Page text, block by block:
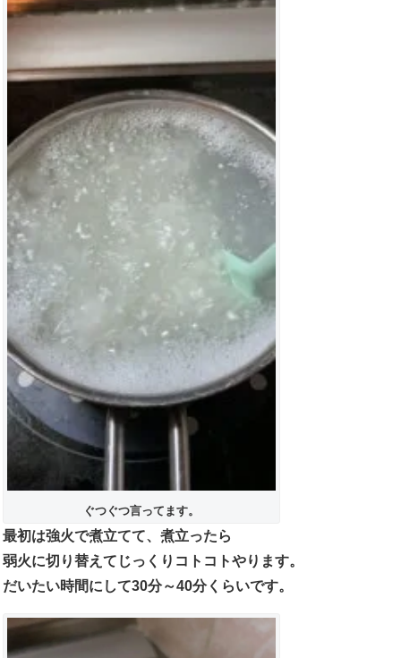
ぐつぐつ言ってます。
最初は強火で煮立てて、煮立ったら
弱火に切り替えてじっくりコトコトやります。
だいたい時間にして30分～40分くらいです。